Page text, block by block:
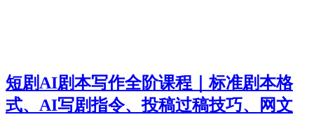
短剧AI剧本写作全阶课程｜标准剧本格
式、AI写剧指令、投稿过稿技巧、网文